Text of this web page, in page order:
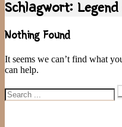
Schlagwort:
Nothing Found
It seems we can’t find what
can help.
Search
for: